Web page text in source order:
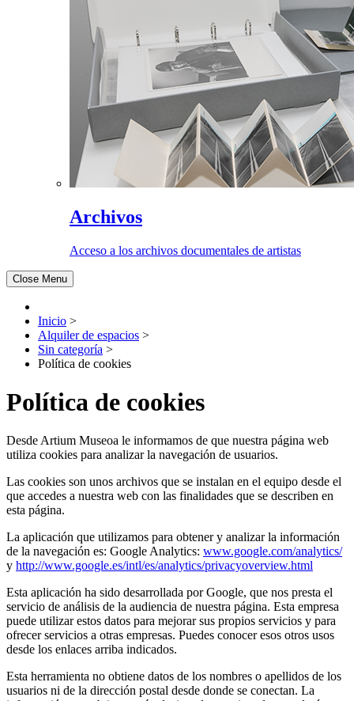
Archivos
Acceso a los archivos documentales de artistas
Close Menu
Inicio >
Alquiler de espacios >
Sin categoría >
Política de cookies
Política de cookies
Desde Artium Museoa le informamos de que nuestra página web
utiliza cookies para analizar la navegación de usuarios.
Las cookies son unos archivos que se instalan en el equipo desde el
que accedes a nuestra web con las finalidades que se describen en
esta página.
La aplicación que utilizamos para obtener y analizar la información
de la navegación es: Google Analytics: www.google.com/analytics/
y http://www.google.es/intl/es/analytics/privacyoverview.html
Esta aplicación ha sido desarrollada por Google, que nos presta el
servicio de análisis de la audiencia de nuestra página. Esta empresa
puede utilizar estos datos para mejorar sus propios servicios y para
ofrecer servicios a otras empresas. Puedes conocer esos otros usos
desde los enlaces arriba indicados.
Esta herramienta no obtiene datos de los nombres o apellidos de los
usuarios ni de la dirección postal desde donde se conectan. La